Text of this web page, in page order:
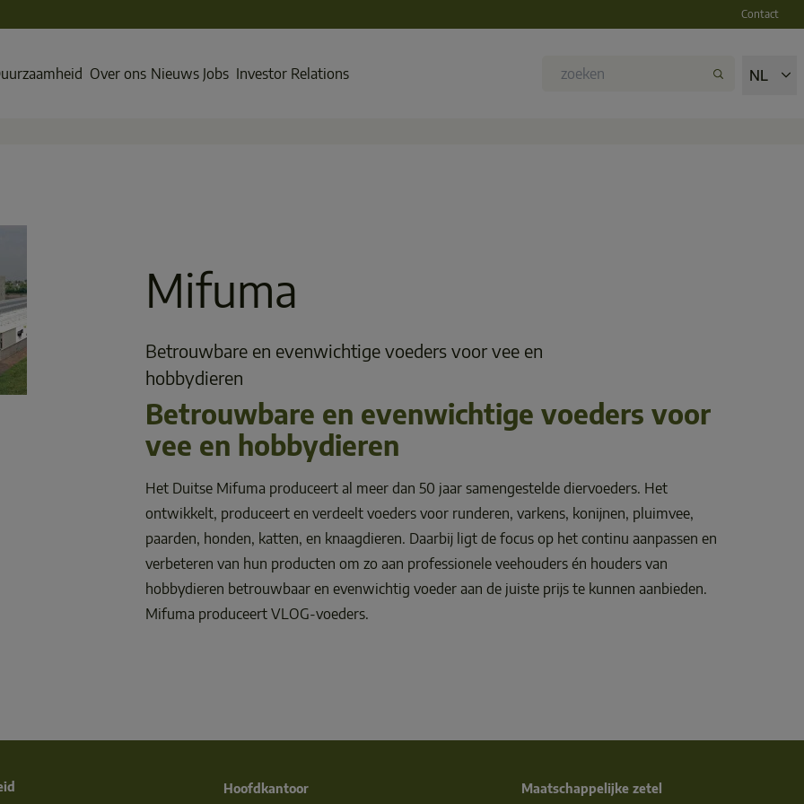
Contact
Over ons Nieuws Jobs Investor Relations NL
Mifuma
Betrouwbare en evenwichtige voeders voor vee en
hobbydieren
Betrouwbare en evenwichtige voeders voor
vee en hobbydieren
Het Duitse Mifuma produceert al meer dan 50 jaar samengestelde diervoeders. Het
ontwikkelt, produceert en verdeelt voeders voor runderen, varkens, konijnen, pluimvee,
paarden, honden, katten, en knaagdieren. Daarbij ligt de focus op het continu aanpassen en
verbeteren van hun producten om zo aan professionele veehouders én houders van
hobbydieren betrouwbaar en evenwichtig voeder aan de juiste prijs te kunnen aanbieden.
Mifuma produceert VLOG-voeders.
Hoofdkantoor Maatschappelijke zetel